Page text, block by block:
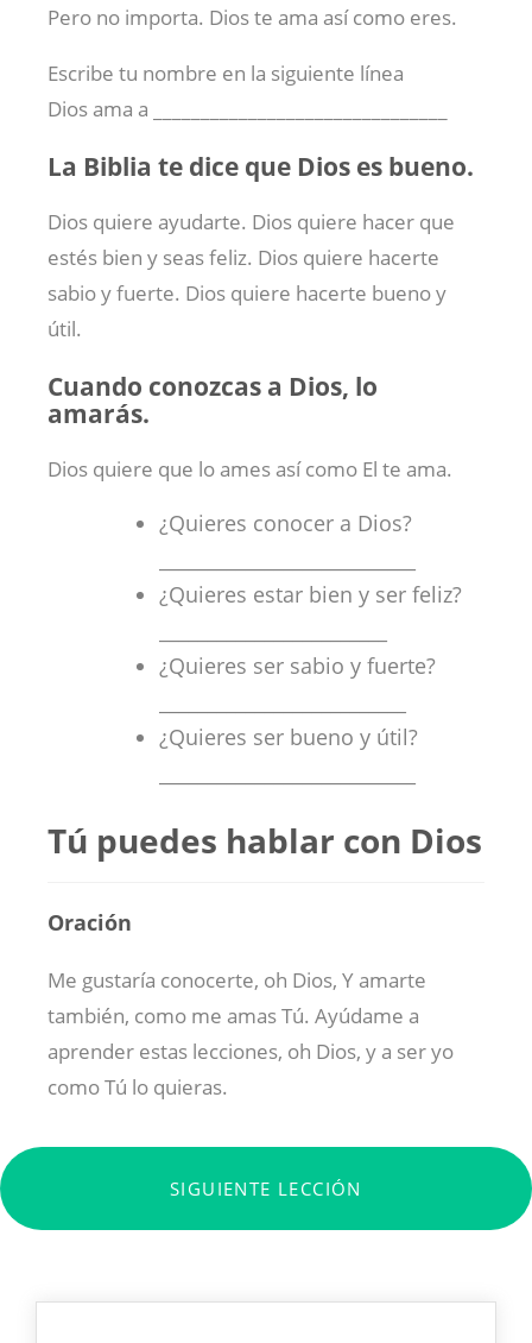
Pero no importa. Dios te ama así como eres.
Escribe tu nombre en la siguiente línea
Dios ama a _______________________________
La Biblia te dice que Dios es bueno.
Dios quiere ayudarte. Dios quiere hacer que
estés bien y seas feliz. Dios quiere hacerte
sabio y fuerte. Dios quiere hacerte bueno y
útil.
Cuando conozcas a Dios, lo
amarás.
Dios quiere que lo ames así como El te ama.
¿Quieres conocer a Dios?
¿Quieres estar bien y ser feliz?
¿Quieres ser sabio y fuerte?
¿Quieres ser bueno y útil?
Tú puedes hablar con Dios
Oración
Me gustaría conocerte, oh Dios, Y amarte
también, como me amas Tú. Ayúdame a
aprender estas lecciones, oh Dios, y a ser yo
como Tú lo quieras.
SIGUIENTE LECCIÓN